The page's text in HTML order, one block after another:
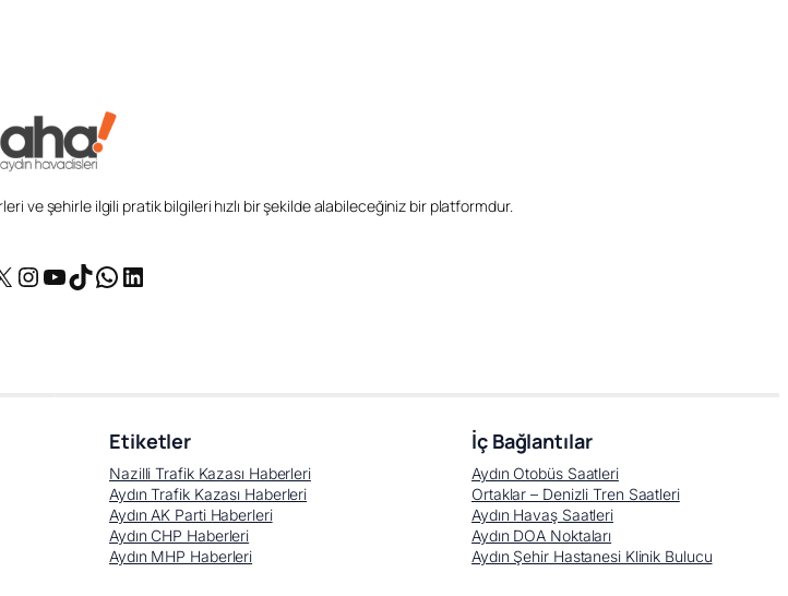
ve şehirle ilgili pratik bilgileri hızlı bir şekilde alabileceğiniz bir platformdur.
Instagram
YouTube
TikTok
WhatsApp
LinkedIn
Etiketler
Nazilli Trafik Kazası Haberleri
Aydın Trafik Kazası Haberleri
Aydın AK Parti Haberleri
Aydın CHP Haberleri
Aydın MHP Haberleri
İç Bağlantılar
Aydın Otobüs Saatleri
Ortaklar – Denizli Tren Saatleri
Aydın Havaş Saatleri
Aydın DOA Noktaları
Aydın Şehir Hastanesi Klinik Bulucu